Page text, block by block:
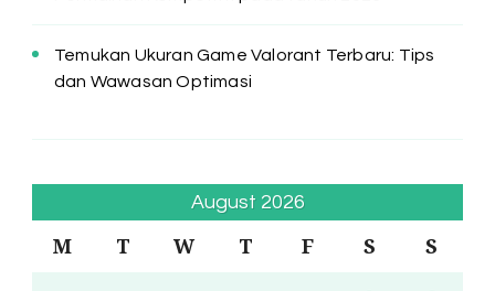
Temukan Ukuran Game Valorant Terbaru: Tips
dan Wawasan Optimasi
August 2026
M T W T F S S